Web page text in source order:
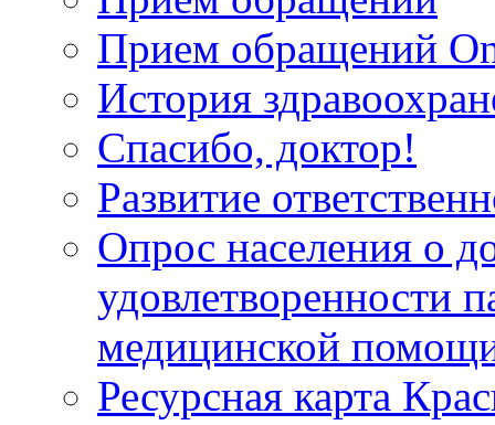
Прием обращений
История
Спасибо, доктор!
Развитие
Опрос населения о
удовлетворенности
медицинской
Ресурсная карта